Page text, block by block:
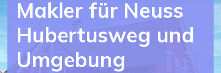
Makler für Neuss
Hubertusweg und
Umgebung